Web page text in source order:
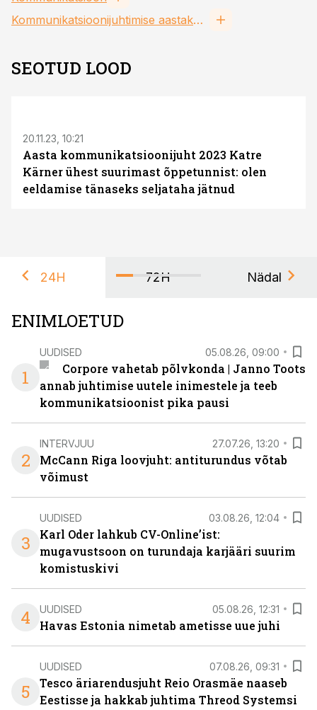
Kommunikatsioonijuhtimise aastakonverents
SEOTUD LOOD
20.11.23, 10:21
Aasta kommunikatsioonijuht 2023 Katre
Kärner ühest suurimast õppetunnist: olen
eeldamise tänaseks seljataha jätnud
24H 72H Nädal
ENIMLOETUD
1
UUDISED 05.08.26, 09:00
Corpore vahetab põlvkonda | Janno Toots
annab juhtimise uutele inimestele ja teeb
kommunikatsioonist pika pausi
2
INTERVJUU 27.07.26, 13:20
McCann Riga loovjuht: antiturundus võtab
võimust
3
UUDISED 03.08.26, 12:04
Karl Oder lahkub CV-Online’ist:
mugavustsoon on turundaja karjääri suurim
komistuskivi
4 UUDISED 05.08.26, 12:31
Havas Estonia nimetab ametisse uue juhi
5
UUDISED 07.08.26, 09:31
Tesco äriarendusjuht Reio Orasmäe naaseb
Eestisse ja hakkab juhtima Threod Systemsi